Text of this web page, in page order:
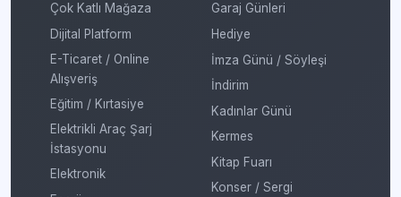
Çok Katlı Mağaza
Dijital Platform
E-Ticaret / Online
Alışveriş
Eğitim / Kırtasiye
Elektrikli Araç Şarj
İstasyonu
Elektronik
Garaj Günleri
Hediye
İmza Günü / Söyleşi
İndirim
Kadınlar Günü
Kermes
Kitap Fuarı
Konser / Sergi